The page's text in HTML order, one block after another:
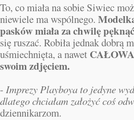
To, co miała na sobie Siwiec
niewiele ma wspólnego.
pasków miała za chwilę
się ruszać. Robiła jednak dobrą
uśmiechnięta, a nawet
swoim zdjęciem.
- Imprezy Playboya to jedyne
dlatego chciałam założyć coś
dziennikarzom.